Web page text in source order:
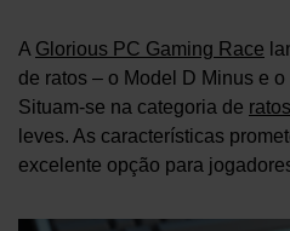
A Glorious PC Gaming Race
de ratos – o Model D Minus e
Situam-se na categoria de ratos
leves. As características
excelente opção para